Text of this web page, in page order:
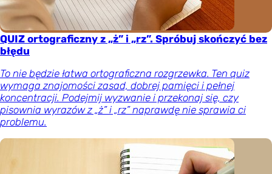
QUIZ ortograficzny z „ż” i „rz”. Spróbuj skończyć bez
błędu
To nie będzie łatwa ortograficzna rozgrzewka. Ten quiz
wymaga znajomości zasad, dobrej pamięci i pełnej
koncentracji. Podejmij wyzwanie i przekonaj się, czy
pisownia wyrazów z „ż” i „rz” naprawdę nie sprawia ci
problemu.